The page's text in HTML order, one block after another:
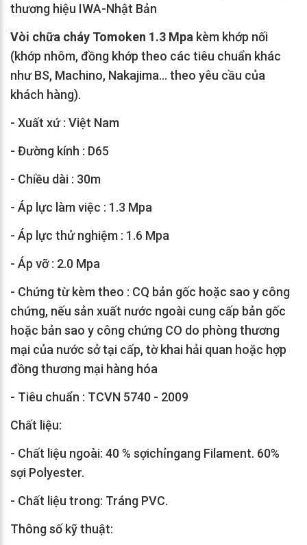
thương hiệu IWA-Nhật Bản
Vòi chữa cháy Tomoken 1.3 Mpa kèm khớp nối
(khớp nhôm, đồng khớp theo các tiêu chuẩn khác
như BS, Machino, Nakajima... theo yêu cầu của
khách hàng).
- Xuất xứ : Việt Nam
- Đường kính : D65
- Chiều dài : 30m
- Áp lực làm việc : 1.3 Mpa
- Áp lực thử nghiệm : 1.6 Mpa
- Áp vỡ : 2.0 Mpa
- Chứng từ kèm theo : CQ bản gốc hoặc sao y công
chứng, nếu sản xuất nước ngoài cung cấp bản gốc
hoặc bản sao y công chứng CO do phòng thương
mại của nước sở tại cấp, tờ khai hải quan hoặc hợp
đồng thương mại hàng hóa
- Tiêu chuẩn : TCVN 5740 - 2009
Chất liệu:
- Chất liệu ngoài: 40 % sợichỉngang Filament. 60%
sợi Polyester.
- Chất liệu trong: Tráng PVC.
Thông số kỹ thuật: